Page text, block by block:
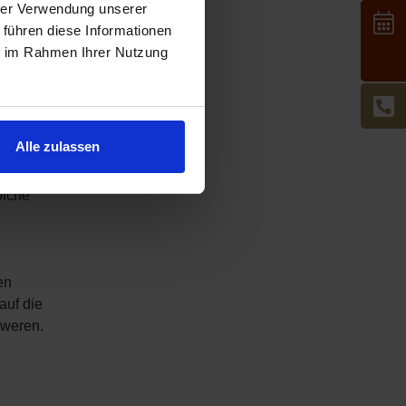
Verwendung unserer
diese Informationen
Rahmen Ihrer Nutzung
Alle zulassen
auf
die mit
die